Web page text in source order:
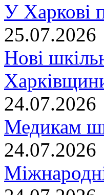
У Харкові
25.07.2026
Нові
24.07.2026
Медикам
24.07.2026